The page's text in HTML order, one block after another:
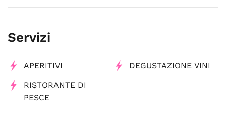
Servizi
APERITIVI DEGUSTAZIONE VINI
RISTORANTE DI
PESCE